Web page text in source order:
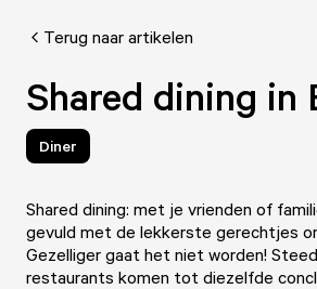
Terug naar artikelen
Shared dining in
Diner
Shared dining: met je vrienden of
gevuld met de lekkerste gerechtjes
Gezelliger gaat het niet worden!
restaurants komen tot diezelfde